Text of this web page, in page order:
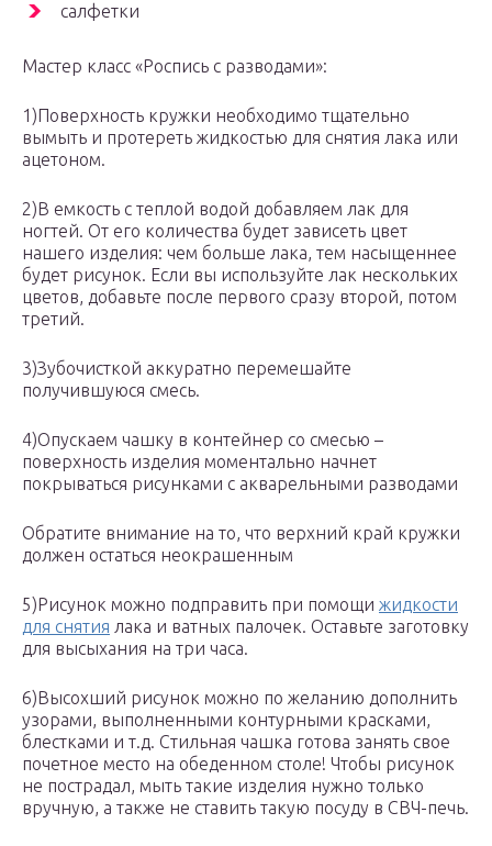
салфетки
Мастер класс «Роспись с разводами»:
1)Поверхность кружки необходимо тщательно
вымыть и протереть жидкостью для снятия лака или
ацетоном.
2)В емкость с теплой водой добавляем лак для
ногтей. От его количества будет зависеть цвет
нашего изделия: чем больше лака, тем насыщеннее
будет рисунок. Если вы используйте лак нескольких
цветов, добавьте после первого сразу второй, потом
третий.
3)Зубочисткой аккуратно перемешайте
получившуюся смесь.
4)Опускаем чашку в контейнер со смесью –
поверхность изделия моментально начнет
покрываться рисунками с акварельными разводами
Обратите внимание на то, что верхний край кружки
должен остаться неокрашенным
5)Рисунок можно подправить при помощи жидкости
для снятия лака и ватных палочек. Оставьте заготовку
для высыхания на три часа.
6)Высохший рисунок можно по желанию дополнить
узорами, выполненными контурными красками,
блестками и т.д. Стильная чашка готова занять свое
почетное место на обеденном столе! Чтобы рисунок
не пострадал, мыть такие изделия нужно только
вручную, а также не ставить такую посуду в СВЧ-печь.